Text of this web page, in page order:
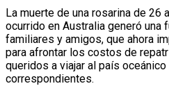
La muerte de una rosarina de 26
ocurrido en Australia generó una
familiares y amigos, que ahora
para afrontar los costos de
queridos a viajar al país
correspondientes.